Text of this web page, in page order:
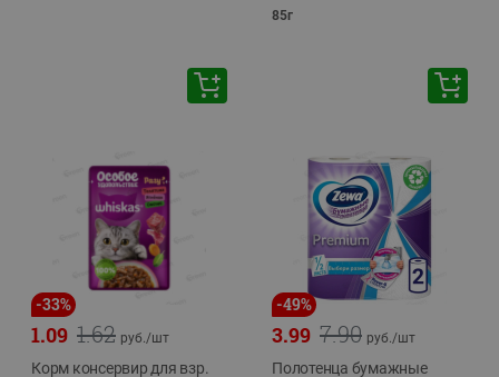
85г
-33%
1.62
1.09 руб./шт
Корм консервир для взр.
-49%
7.90
3.99 руб./шт
Полотенца бумажные